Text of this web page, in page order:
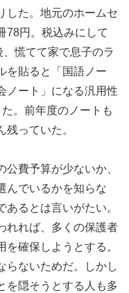
した。地元のホームセ
78円。税込みにして
慌てて家で息子のラ
を貼ると「国語ノー
ノート」になる汎用性
。前年度のノートも
っていた。
費予算が少ないか、
んでいるかを知らな
るとは言いがたい。
れれば、多くの保護者
確保しようとする。
ないためだ。しかし
を隠そうとする人も多